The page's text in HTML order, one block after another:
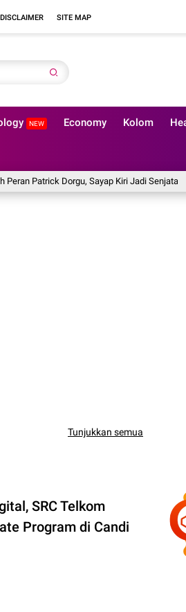
DISCLAIMER SITE MAP
NEW Economy Kolom
Patrick Dorgu, Sayap Kiri Jadi Senjata Baru
Tunjukkan semua
SRC Telkom
Program di Candi